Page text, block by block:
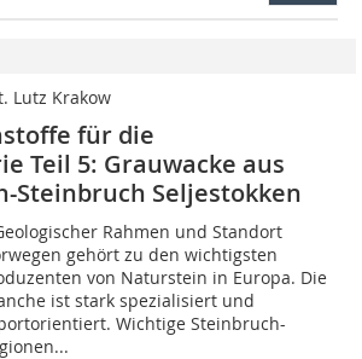
Lutz Krakow
für die
Teil 5: Grauwacke aus
Steinbruch Seljestokken
Rahmen und Standort
gehört zu den wichtigsten
von Naturstein in Europa. Die
ist stark spezialisiert und
Wichtige Steinbruch-